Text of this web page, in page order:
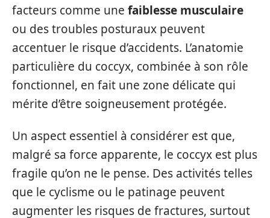
facteurs comme une faiblesse musculaire
ou des troubles posturaux peuvent
accentuer le risque d’accidents. L’anatomie
particulière du coccyx, combinée à son rôle
fonctionnel, en fait une zone délicate qui
mérite d’être soigneusement protégée.
Un aspect essentiel à considérer est que,
malgré sa force apparente, le coccyx est plus
fragile qu’on ne le pense. Des activités telles
que le cyclisme ou le patinage peuvent
augmenter les risques de fractures, surtout